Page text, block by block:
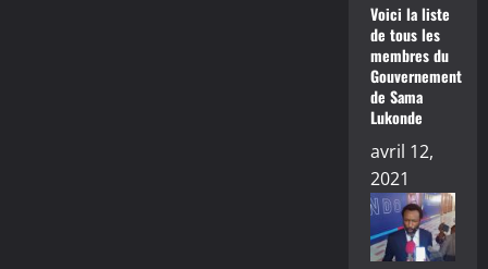
Voici la liste
de tous les
membres du
Gouvernement
de Sama
Lukonde
avril 12,
2021